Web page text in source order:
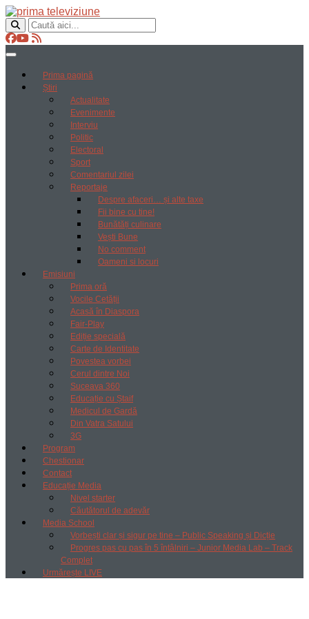
Prima pagină
Știri
Actualitate
Evenimente
Interviu
Politic
Electoral
Sport
Comentariul zilei
Reportaje
Despre afaceri… și alte taxe
Fii bine cu tine!
Bunătăți culinare
Vești Bune
No comment
Oameni si locuri
Emisiuni
Prima oră
Vocile Cetății
Acasă în Diaspora
Fair-Play
Ediție specială
Carte de Identitate
Povestea vorbei
Cerul dintre Noi
Suceava 360
Educație cu Ștaif
Medicul de Gardă
Din Vatra Satului
3G
Program
Chestionar
Contact
Educație Media
Nivel starter
Căutătorul de adevăr
Media School
Vorbești clar și sigur pe tine – Public Speaking și Dicție
Progres pas cu pas în 5 întâlniri – Junior Media Lab – Track
Complet
Urmărește LIVE